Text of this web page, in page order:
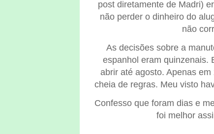
post diretamente de Madri)
não perder o dinheiro do
não
As decisões sobre a
espanhol eram quinzenais.
abrir até agosto. Apenas
cheia de regras. Meu visto
Confesso que foram dias e
foi melhor